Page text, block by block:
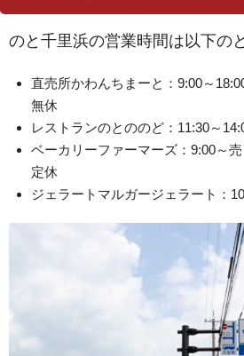
のと千里浜の営業時間は以下の
直売所かわんちまーと：9:00～
無休
レストランのとののど：11:30～
ベーカリーファーマーズ：9:00～
定休
ジェラートマルガージェラート：